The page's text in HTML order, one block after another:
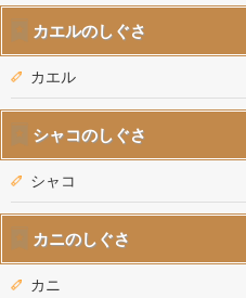
カエルのしぐさ
カエル
シャコのしぐさ
シャコ
カニのしぐさ
カニ